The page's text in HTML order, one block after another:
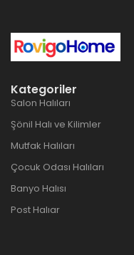
Kategoriler
Salon Halıları
Şönil Halı ve Kilimler
Mutfak Halıları
Çocuk Odası Halıları
Banyo Halısı
Post Halıar